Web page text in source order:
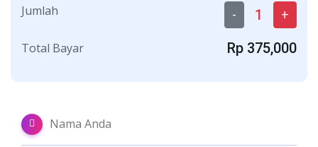
Jumlah - 1 +
Total Bayar Rp 375,000